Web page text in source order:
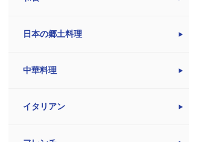
日本の郷土料理
中華料理
イタリアン